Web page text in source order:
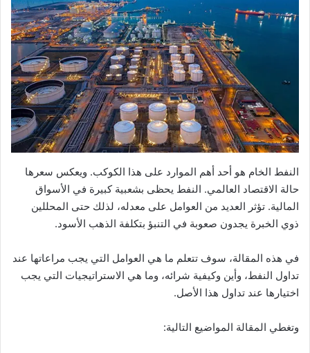
النفط الخام هو أحد أهم الموارد على هذا الكوكب. ويعكس سعرها
حالة الاقتصاد العالمي. النفط يحظى بشعبية كبيرة في الأسواق
المالية. تؤثر العديد من العوامل على معدله، لذلك حتى المحللين
ذوي الخبرة يجدون صعوبة في التنبؤ بتكلفة الذهب الأسود.
في هذه المقالة، سوف تتعلم ما هي العوامل التي يجب مراعاتها عند
تداول النفط، وأين وكيفية شرائه، وما هي الاستراتيجيات التي يجب
اختيارها عند تداول هذا الأصل.
وتغطي المقالة المواضيع التالية: